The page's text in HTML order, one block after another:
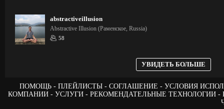
abstractiveillusion
Abstractive Illusion (Раменское, Russia)
58
УВИДЕТЬ БОЛЬШЕ
ПОМОЩЬ ПЛЕЙЛИСТЫ СОГЛАШЕНИЕ
УСЛОВИЯ
КОМПАНИИ
УСЛУГИ РЕКОМЕНДАТЕЛЬНЫЕ ТЕХНОЛОГИИ